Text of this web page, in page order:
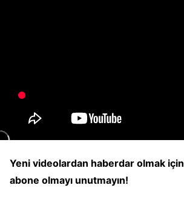
Yeni videolardan haberdar olmak için
abone olmayı unutmayın!